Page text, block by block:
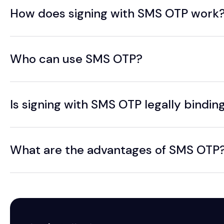
How does signing with SMS OTP
Who can use SMS OTP?
Is signing with SMS OTP legally
What are the advantages of SMS